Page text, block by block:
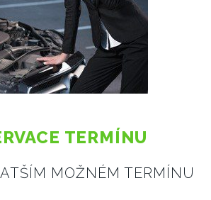
TERMÍNU
MOŽNÉM TERMÍNU